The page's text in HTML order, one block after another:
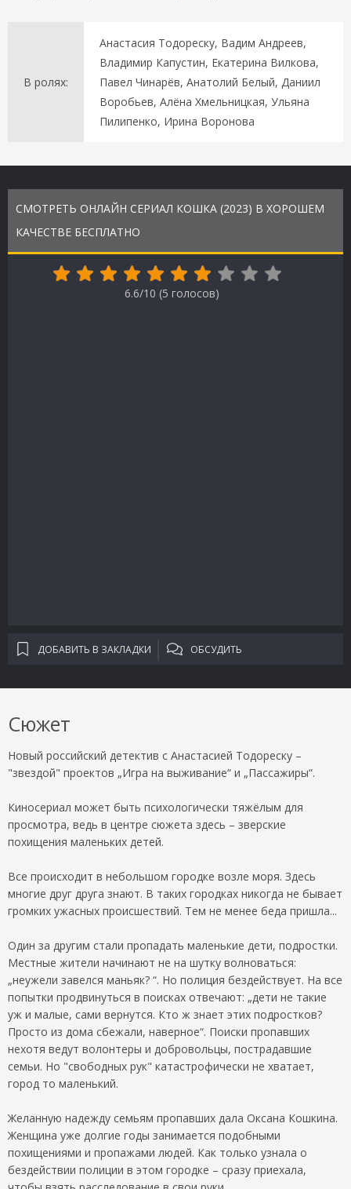
В ролях:
Анастасия Тодореску, Вадим Андреев,
Владимир Капустин, Екатерина Вилкова,
Павел Чинарёв, Анатолий Белый, Даниил
Воробьев, Алёна Хмельницкая, Ульяна
Пилипенко, Ирина Воронова
СМОТРЕТЬ ОНЛАЙН СЕРИАЛ КОШКА (2023) В ХОРОШЕМ
КАЧЕСТВЕ БЕСПЛАТНО
6.6/10 (5 голосов)
ДОБАВИТЬ В ЗАКЛАДКИ ОБСУДИТЬ
Сюжет
Новый российский детектив с Анастасией Тодореску –
"звездой" проектов „Игра на выживание“ и „Пассажиры“.
Киносериал может быть психологически тяжёлым для
просмотра, ведь в центре сюжета здесь – зверские
похищения маленьких детей.
Все происходит в небольшом городке возле моря. Здесь
многие друг друга знают. В таких городках никогда не бывает
громких ужасных происшествий. Тем не менее беда пришла...
Один за другим стали пропадать маленькие дети, подростки.
Местные жители начинают не на шутку волноваться:
„неужели завелся маньяк? “. Но полиция бездействует. На все
попытки продвинуться в поисках отвечают: „дети не такие
уж и малые, сами вернутся. Кто ж знает этих подростков?
Просто из дома сбежали, наверное“. Поиски пропавших
нехотя ведут волонтеры и добровольцы, пострадавшие
семьи. Но "свободных рук" катастрофически не хватает,
город то маленький.
Желанную надежду семьям пропавших дала Оксана Кошкина.
Женщина уже долгие годы занимается подобными
похищениями и пропажами людей. Как только узнала о
бездействии полиции в этом городке – сразу приехала,